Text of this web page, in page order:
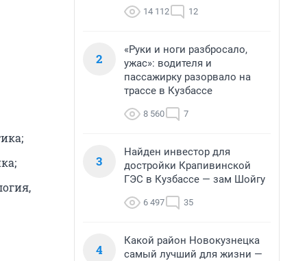
14 112 12
2
«Руки и ноги разбросало,
ужас»: водителя и
пассажирку разорвало на
трассе в Кузбассе
8 560 7
3
Найден инвестор для
достройки Крапивинской
ГЭС в Кузбассе — зам Шойгу
6 497 35
4
Какой район Новокузнецка
самый лучший для жизни —